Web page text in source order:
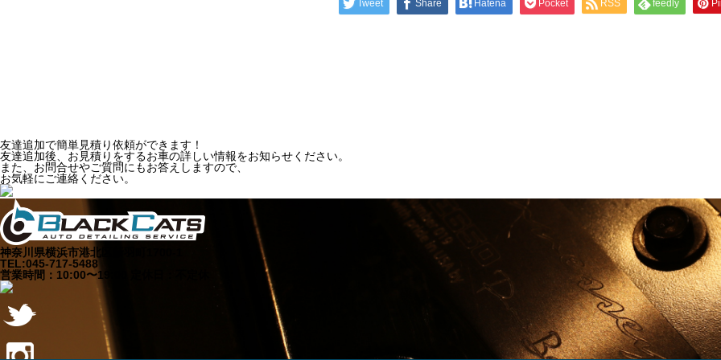
Tweet Share Hatena Pocket RSS feedly
友達追加で簡単見積り依頼ができます！
友達追加後、お見積りをするお車の詳しい情報をお知らせください。
また、お問合せやご質問にもお答えしますので、
お気軽にご連絡ください。
神奈川県横浜市港北区新羽町1700-1
TEL:045-717-5488
営業時間：10:00〜19:00 定休日：不定休